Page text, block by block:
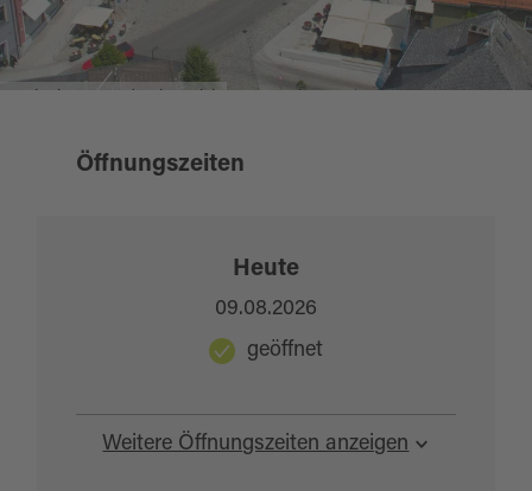
Öffnungszeiten
Weitere Öffnungszeiten anzeigen
Heute
09.08.2026
geöffnet